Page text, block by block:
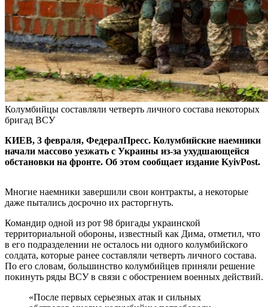
Колумбийцы составляли четверть личного состава некоторых
бригад ВСУ
КИЕВ, 3 февраля, ФедералПресс. Колумбийские наемники
начали массово уезжать с Украины из-за ухудшающейся
обстановки на фронте. Об этом сообщает издание KyivPost.
Многие наемники завершили свои контракты, а некоторые
даже пытались досрочно их расторгнуть.
Командир одной из рот 98 бригады украинской
территориальной обороны, известный как Дима, отметил, что
в его подразделении не осталось ни одного колумбийского
солдата, которые ранее составляли четверть личного состава.
По его словам, большинство колумбийцев приняли решение
покинуть ряды ВСУ в связи с обострением военных действий.
«После первых серьезных атак и сильных